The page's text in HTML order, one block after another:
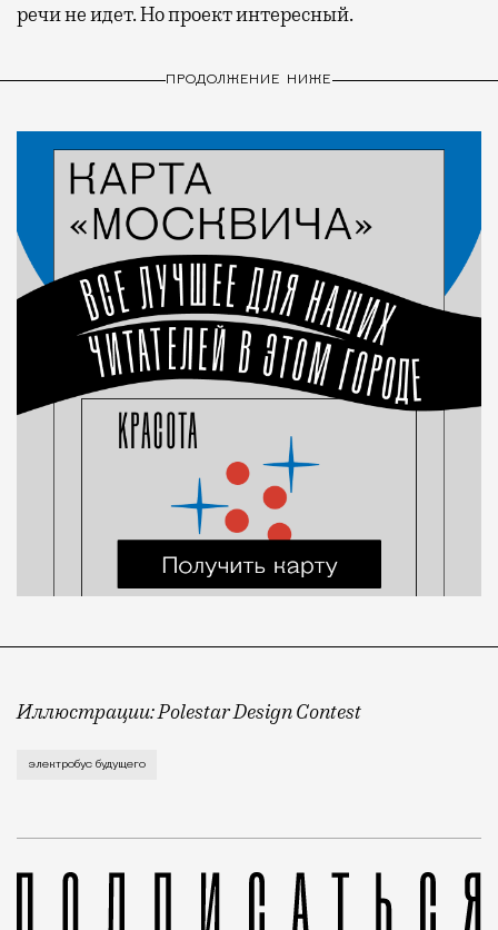
речи не идет. Но проект интересный.
ПРОДОЛЖЕНИЕ НИЖЕ
Иллюстрации: Polestar Design Contest
Это вариант одного из финалистов конкурса
электробус будущего